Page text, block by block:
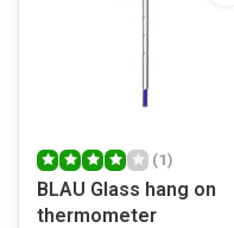
(1)
BLAU Glass hang on
thermometer